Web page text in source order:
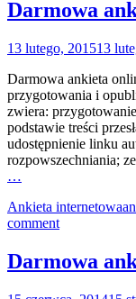
Darmowa
13 lutego, 201513
Darmowa ankieta
przygotowania i
zwiera:
podstawie treści
udostępnienie linku
rozpowszechniania;
…
Ankieta internetowa
comment
Darmowa